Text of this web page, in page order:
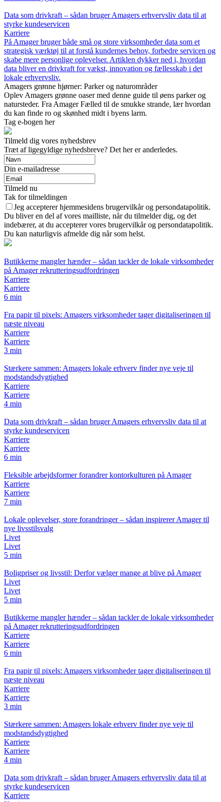
Data som drivkraft – sådan bruger Amagers erhvervsliv data til at
styrke kundeservicen
Karriere
På Amager bruger både små og store virksomheder data som et
strategisk værktøj til at forstå kundernes behov, forbedre servicen og
skabe mere personlige oplevelser. Artiklen dykker ned i, hvordan
data bliver en drivkraft for vækst, innovation og fællesskab i det
lokale erhvervsliv.
Amagers grønne hjørner: Parker og naturområder
Oplev Amagers grønne oaser med denne guide til øens parker og
natursteder. Fra Amager Fælled til de smukke strande, lær hvordan
du kan finde ro og skønhed midt i byens larm.
Tag e-bogen her
Tilmeld dig vores nyhedsbrev
Træt af ligegyldige nyhedsbreve? Det her er anderledes.
Din e-mailadresse
Tilmeld nu
Tak for tilmeldingen
Jeg accepterer hjemmesidens brugervilkår og persondatapolitik.
Du bliver en del af vores mailliste, når du tilmelder dig, og det
indebærer, at du accepterer vores brugervilkår og persondatapolitik.
Du kan naturligvis afmelde dig når som helst.
Butikkerne mangler hænder – sådan tackler de lokale virksomheder
på Amager rekrutteringsudfordringen
Karriere
Karriere
6 min
Fra papir til pixels: Amagers virksomheder tager digitaliseringen til
næste niveau
Karriere
Karriere
3 min
Stærkere sammen: Amagers lokale erhverv finder nye veje til
modstandsdygtighed
Karriere
Karriere
4 min
Data som drivkraft – sådan bruger Amagers erhvervsliv data til at
styrke kundeservicen
Karriere
Karriere
6 min
Fleksible arbejdsformer forandrer kontorkulturen på Amager
Karriere
Karriere
7 min
Lokale oplevelser, store forandringer – sådan inspirerer Amager til
nye livsstilsvalg
Livet
Livet
5 min
Boligpriser og livsstil: Derfor vælger mange at blive på Amager
Livet
Livet
5 min
Butikkerne mangler hænder – sådan tackler de lokale virksomheder
på Amager rekrutteringsudfordringen
Karriere
Karriere
6 min
Fra papir til pixels: Amagers virksomheder tager digitaliseringen til
næste niveau
Karriere
Karriere
3 min
Stærkere sammen: Amagers lokale erhverv finder nye veje til
modstandsdygtighed
Karriere
Karriere
4 min
Data som drivkraft – sådan bruger Amagers erhvervsliv data til at
styrke kundeservicen
Karriere